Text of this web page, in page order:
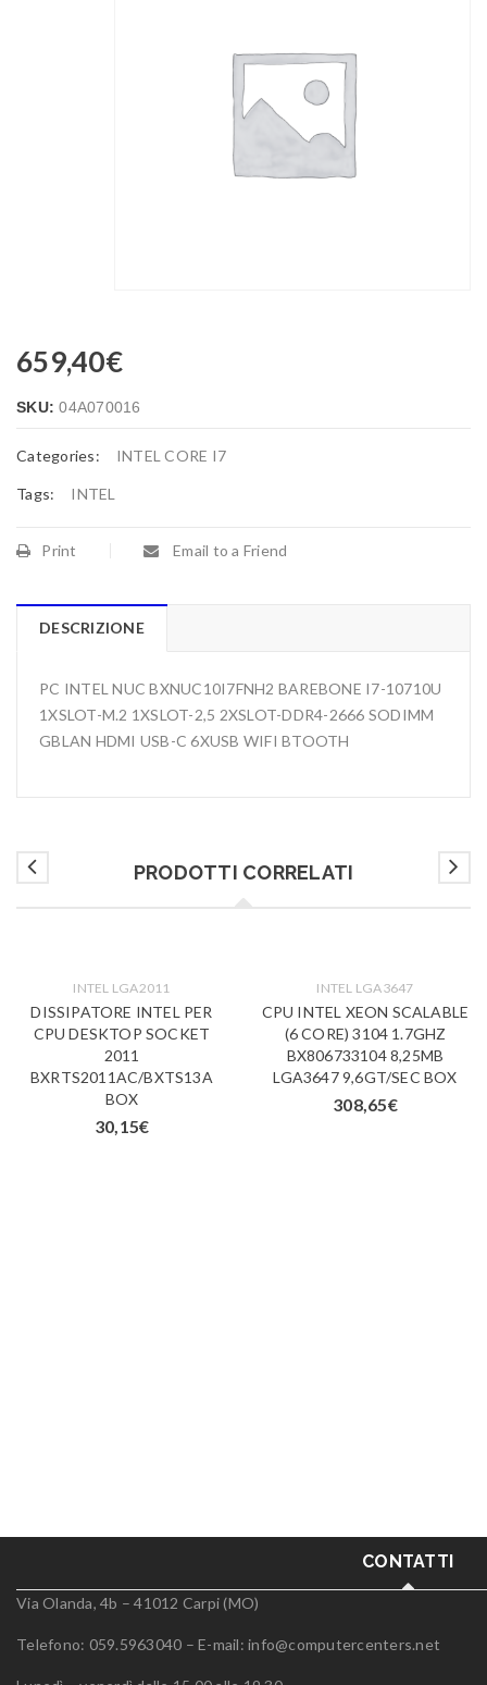
659,40€
SKU:04A070016
Categories: INTEL CORE I7
Tags: INTEL
Print Email to a Friend
DESCRIZIONE
PC INTEL NUC BXNUC10I7FNH2 BAREBONE I7-10710U
1XSLOT-M.2 1XSLOT-2,5 2XSLOT-DDR4-2666 SODIMM
GBLAN HDMI USB-C 6XUSB WIFI BTOOTH
PRODOTTI CORRELATI
INTEL LGA2011
DISSIPATORE INTEL PER
CPU DESKTOP SOCKET
2011
BXRTS2011AC/BXTS13A
BOX
30,15€
INTEL LGA3647
CPU INTEL XEON SCALABLE
(6 CORE) 3104 1.7GHZ
BX806733104 8,25MB
LGA3647 9,6GT/SEC BOX
308,65€
CONTATTI
Via Olanda, 4b – 41012 Carpi (MO)
Telefono: 059.5963040 – E-mail: info@computercenters.net